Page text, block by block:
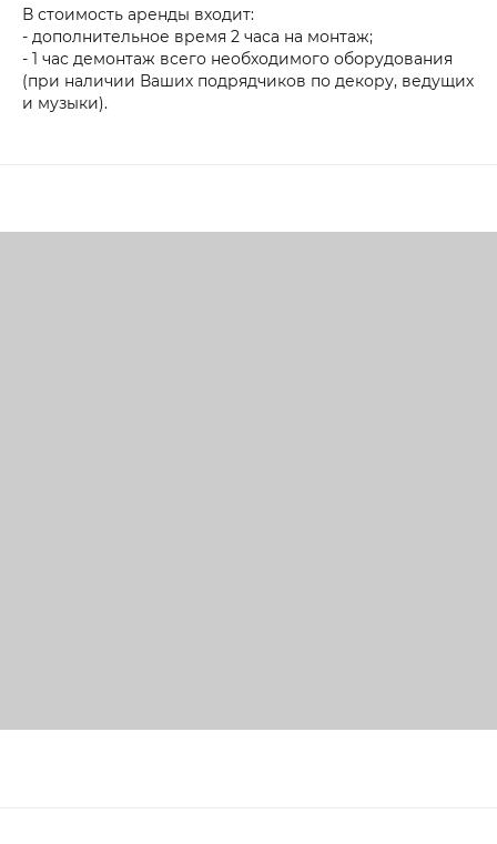
В стоимость аренды входит:
- дополнительное время 2 часа на монтаж;
- 1 час демонтаж всего необходимого оборудования
(при наличии Ваших подрядчиков по декору, ведущих
и музыки).